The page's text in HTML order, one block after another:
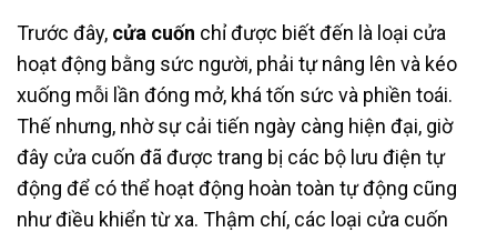
Trước đây, cửa cuốn chỉ được biết đến là loại cửa
hoạt động bằng sức người, phải tự nâng lên và kéo
xuống mỗi lần đóng mở, khá tốn sức và phiền toái.
Thế nhưng, nhờ sự cải tiến ngày càng hiện đại, giờ
đây cửa cuốn đã được trang bị các bộ lưu điện tự
động để có thể hoạt động hoàn toàn tự động cũng
như điều khiển từ xa. Thậm chí, các loại cửa cuốn